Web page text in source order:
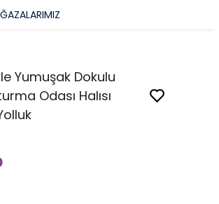
Yumuşak Dokulu
Odası Halısı